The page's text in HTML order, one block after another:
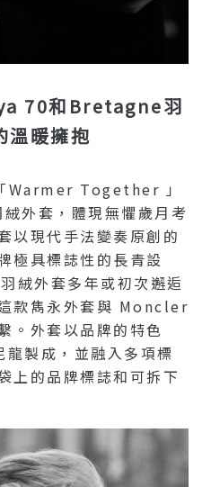
70和Bretagne羽
溫暖擁抱
Together 」
外套，體現無懼歲月考
以現代手法變奏原創的
極具標誌性的長青設
絨外套多年或初次邂逅
款雋永外套與 Moncler
。外套以品牌的特色
製成，並融入多項標
上的品牌標誌和可拆下